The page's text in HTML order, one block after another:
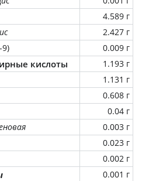
4.589 г
2.427 г
9)
0.009 г
кислоты
1.193 г
1.131 г
0.608 г
0.04 г
0.003 г
0.023 г
0.002 г
0.001 г